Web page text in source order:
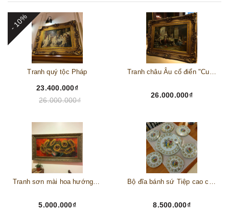
- 10%
Tranh quý tộc Pháp
23.400.000₫
26.000.000₫
Tranh châu Âu cổ điển "Cuộc sống lao động"
26.000.000₫
Tranh sơn mài hoa hướng dương châu Âu
5.000.000₫
Bộ đĩa bánh sứ Tiệp cao cấp – Biểu tượng tinh tế cho bàn tiệc thượng lưu
8.500.000₫